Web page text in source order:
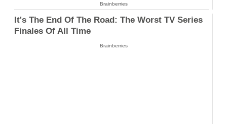
Brainberries
It's The End Of The Road: The Worst TV Series
Finales Of All Time
Brainberries